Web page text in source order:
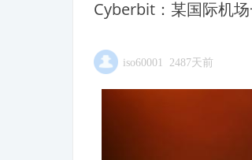
Cyberbit：某国际机
iso60001 2487天前